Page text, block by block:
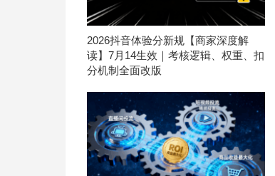
2026抖音体验分新规【商家深度解
读】7月14生效｜考核逻辑、权重、扣
分机制全面改版